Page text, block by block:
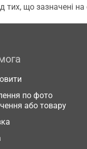
тих, що зазначені на
по фото
або товару